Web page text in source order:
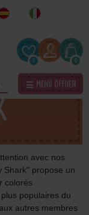
0
☰ Menü öffnen
avec nos
Shark" propose un
colorés
populaires du
autres membres